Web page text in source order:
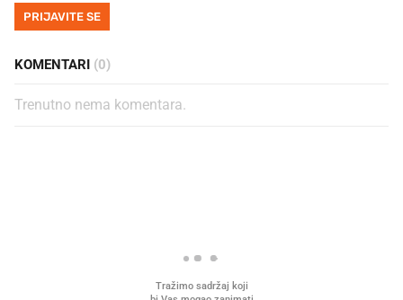
PRIJAVITE SE
KOMENTARI (0)
Trenutno nema komentara.